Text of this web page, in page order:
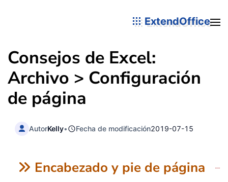
ExtendOffice
Consejos de Excel:
Archivo > Configuración
de página
AutorKelly• Fecha de modificación2019-07-15
Encabezado y pie de página